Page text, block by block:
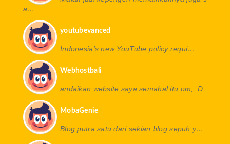
a…
youtubevanced
Indonesia's new YouTube policy requi…
Webhostbali
andaikan website saya semahal itu om, :D
MobaGenie
Blog putra satu dari sekian blog sepuh y…